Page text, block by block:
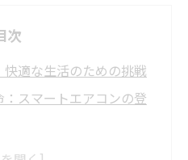
次
適な生活のための挑戦
スマートエアコンの登
の重要性